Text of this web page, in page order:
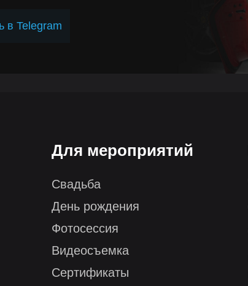
в Telegram
Для мероприятий
Свадьба
День рождения
Фотосессия
Видеосъемка
Сертификаты